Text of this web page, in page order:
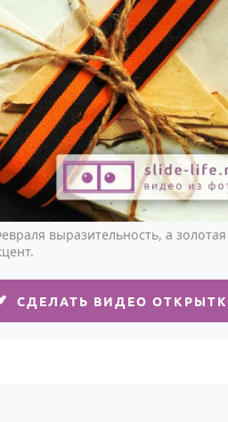
выразительность, а золотая
СДЕЛАТЬ ВИДЕО